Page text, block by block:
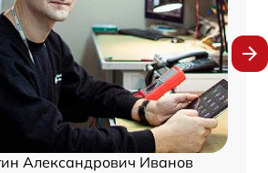
Александрович Иванов